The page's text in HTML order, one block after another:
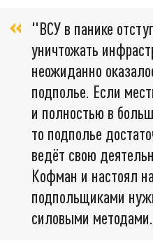
"ВСУ в панике
уничтожать
неожиданно
подполье. Если
и полностью в
то подполье
ведёт свою
Кофман и настоял
подпольщиками
силовыми методами.